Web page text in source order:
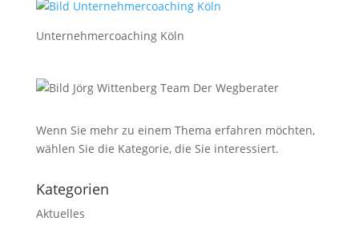
Unternehmercoaching Köln
Wenn Sie mehr zu einem Thema erfahren möchten,
wählen Sie die Kategorie, die Sie interessiert.
Kategorien
Aktuelles